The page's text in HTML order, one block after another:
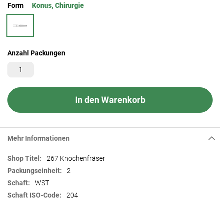
Form Konus, Chirurgie
Anzahl Packungen
In den Warenkorb
Mehr Informationen
Mehr
Informationen
267 Knochenfräser
2
WST
204